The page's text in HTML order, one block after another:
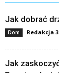
Jak dobrać
Dom Redakcja
Jak